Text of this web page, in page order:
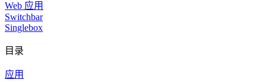
Web 应用
Switchbar
Singlebox
目录
应用